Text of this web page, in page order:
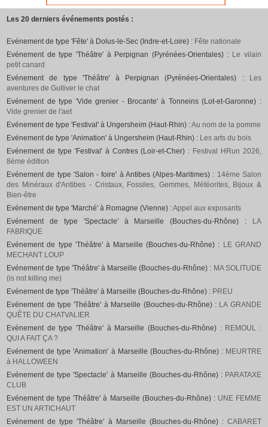
Les 20 derniers événements postés :
Evénement de type 'Fête' à Dolus-le-Sec (Indre-et-Loire) : Fête nationale
Evénement de type 'Théâtre' à Perpignan (Pyrénées-Orientales) : Le vilain
petit canard
Evénement de type 'Théâtre' à Perpignan (Pyrénées-Orientales) :
Les
aventures de Gulliver le chat
Evénement de type 'Vide grenier - Brocante' à Tonneins (Lot-et-Garonne) :
Vide grenier de l'aet
Evénement de type 'Festival' à Ungersheim (Haut-Rhin) :Au nom de la pomme
Evénement de type 'Animation' à Ungersheim (Haut-Rhin) : Les arts du bois
Evénement de type 'Festival' à Contres (Loir-et-Cher) : Festival HRun 2026,
8ème édition
Evénement de type 'Salon - foire' à Antibes (Alpes-Maritimes) : 14ème Salon
des Minéraux d'Antibes - Cristaux, Fossiles, Gemmes, Météorites, Bijoux &
Bien-être
Evénement de type 'Marché' à Romagne (Vienne) :Appel aux exposants
Evénement de type 'Spectacle' à Marseille (Bouches-du-Rhône) :
LA
FABRIQUE
Evénement de type 'Théâtre' à Marseille (Bouches-du-Rhône) : LE GRAND
MECHANT LOUP
Evénement de type 'Théâtre' à Marseille (Bouches-du-Rhône) : MA SOLITUDE
(is not killing me)
Evénement de type 'Théâtre' à Marseille (Bouches-du-Rhône) : PREU
Evénement de type 'Théâtre' à Marseille (Bouches-du-Rhône) : LA GRANDE
QUÊTE DU CHATVALIER
Evénement de type 'Théâtre' à Marseille (Bouches-du-Rhône) : REMOUL :
QUI A FAIT ÇA ?
Evénement de type 'Animation' à Marseille (Bouches-du-Rhône) : MEURTRE
à HALLOWEEN
Evénement de type 'Spectacle' à Marseille (Bouches-du-Rhône) : PARATAXE
CLUB
Evénement de type 'Théâtre' à Marseille (Bouches-du-Rhône) : UNE FEMME
EST UN ARTICHAUT
Evénement de type 'Théâtre' à Marseille (Bouches-du-Rhône) : CABARET